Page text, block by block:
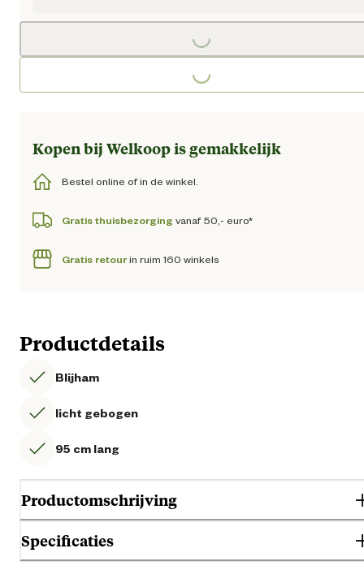
Loading...
Loading...
Kopen bij Welkoop is gemakkelijk
Bestel online of in de winkel.
Gratis thuisbezorging vanaf 50,- euro*
Gratis retourin ruim 160 winkels
Productdetails
Blijham
licht gebogen
95 cm lang
Productomschrijving
Specificaties